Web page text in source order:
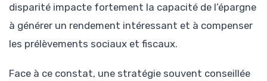
disparité impacte fortement la capacité de l’épargne
à générer un rendement intéressant et à compenser
les prélèvements sociaux et fiscaux.
Face à ce constat, une stratégie souvent conseillée